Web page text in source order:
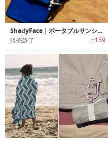
ShadyFace｜ポータブルサンシェード「シェイディーフェイス」
販売終了 +159